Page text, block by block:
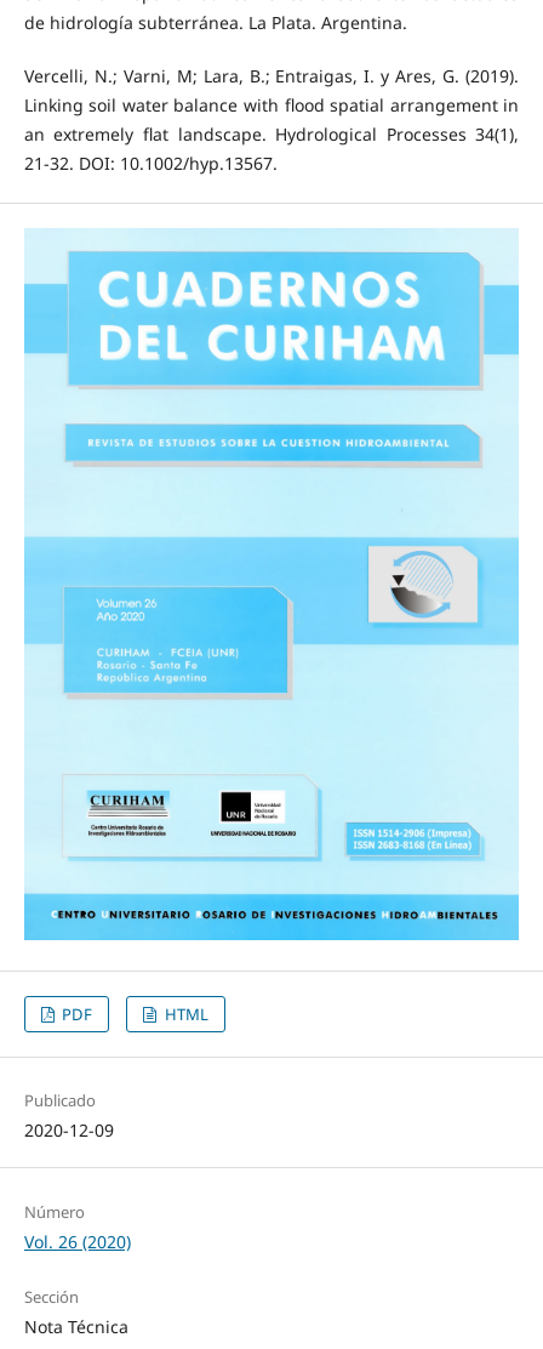
de hidrología subterránea. La Plata. Argentina.
Vercelli, N.; Varni, M; Lara, B.; Entraigas, I. y Ares, G. (2019).
Linking soil water balance with flood spatial arrangement in
an extremely flat landscape. Hydrological Processes 34(1),
21-32. DOI: 10.1002/hyp.13567.
PDF HTML
Publicado
2020-12-09
Número
Vol. 26 (2020)
Sección
Nota Técnica